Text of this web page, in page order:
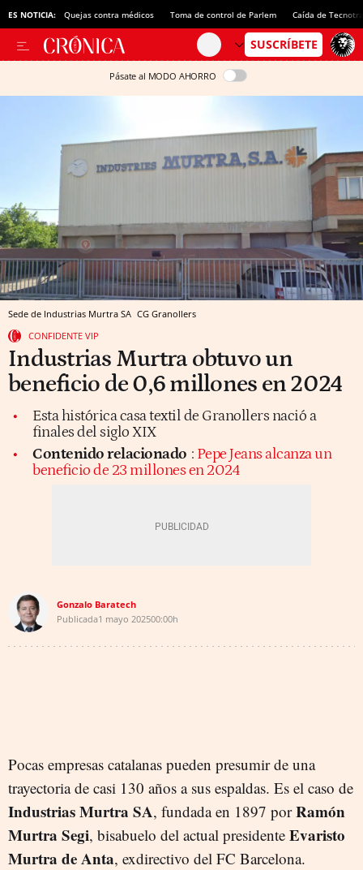
ES NOTICIA: Quejas contra médicos Toma de control de Parlem Caída de
Pásate al MODO AHORRO
Sede de Industrias Murtra SA CG Granollers
CONFIDENTE VIP
Industrias Murtra obtuvo un
beneficio de 0,6 millones en 2024
Esta histórica casa textil de Granollers nació a
finales del siglo XIX
Contenido relacionado : Pepe Jeans alcanza un
beneficio de 23 millones en 2024
Gonzalo Baratech
Publicada1 mayo 202500:00h
Pocas empresas catalanas pueden presumir de una
trayectoria de casi 130 años a sus espaldas. Es el caso de
Industrias Murtra SA, fundada en 1897 porRamón
Murtra Segi, bisabuelo del actual presidente Evaristo
Murtra de Anta, exdirectivo del FC Barcelona.